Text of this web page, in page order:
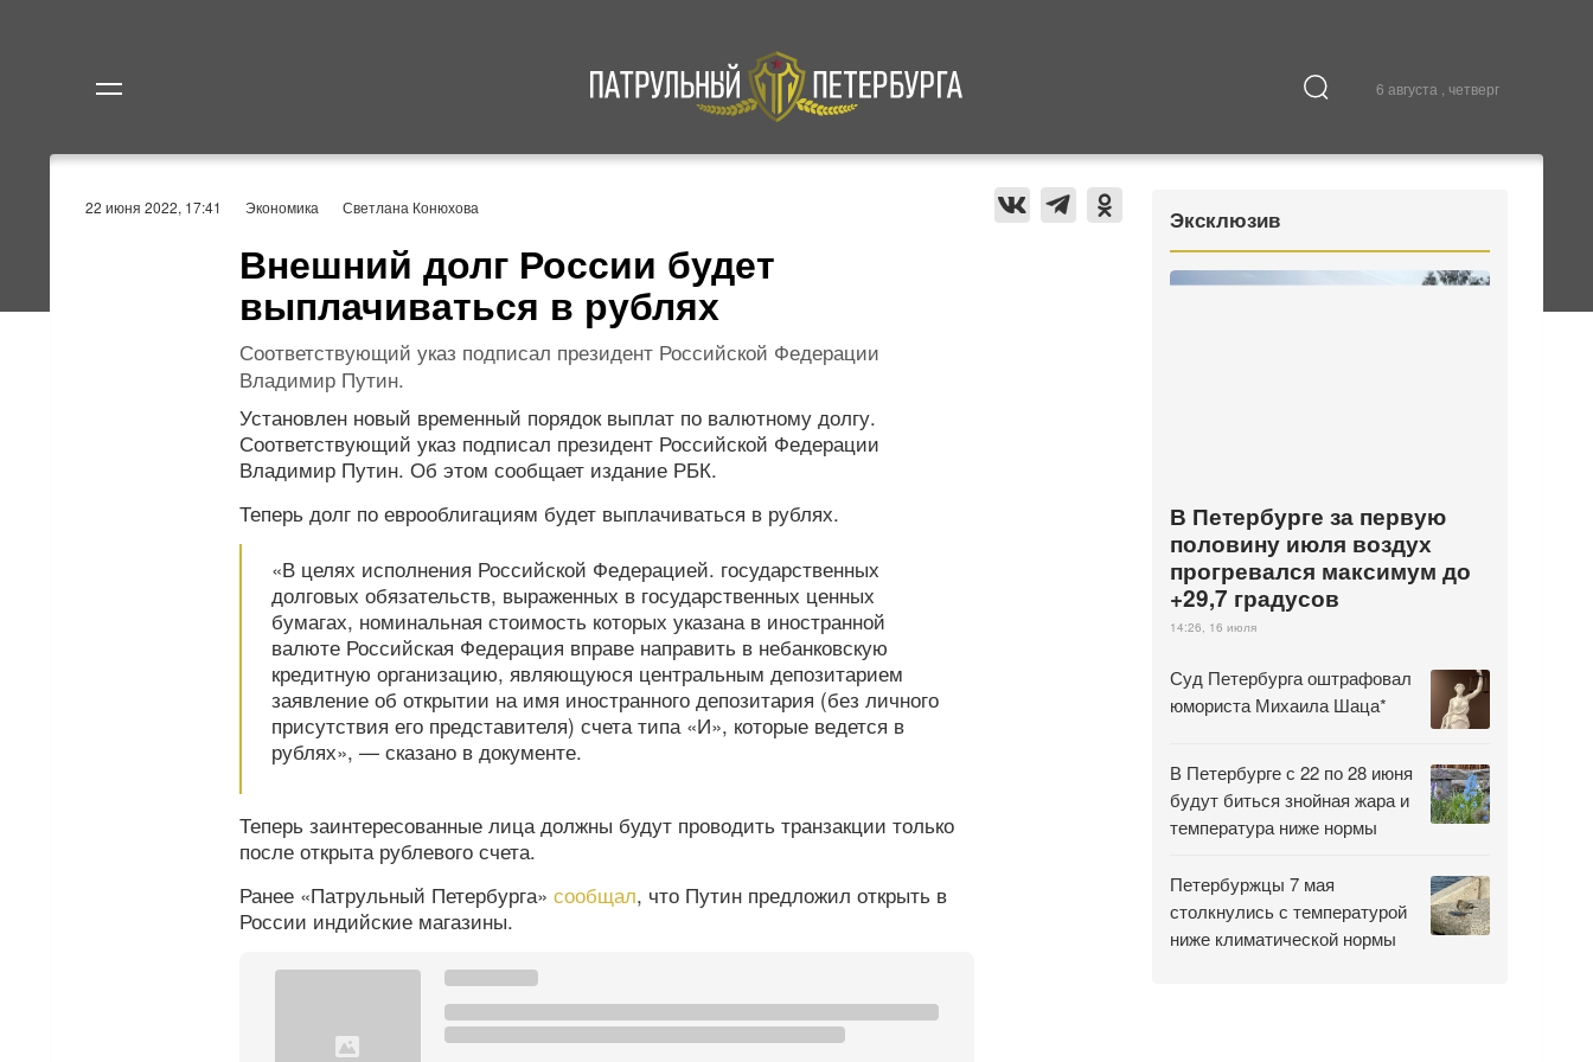
6 августа , четверг
Происшествия Культура
22 июня 2022, 17:41 Экономика Светлана Конюхова
Внешний долг России будет
выплачиваться в рублях
Соответствующий указ подписал президент Российской Федерации
Владимир Путин.
Установлен новый временный порядок выплат по валютному долгу.
Соответствующий указ подписал президент Российской Федерации
Владимир Путин. Об этом сообщает издание РБК.
Теперь долг по еврооблигациям будет выплачиваться в рублях.
«В целях исполнения Российской Федерацией. государственных
долговых обязательств, выраженных в государственных ценных
бумагах, номинальная стоимость которых указана в иностранной
валюте Российская Федерация вправе направить в небанковскую
кредитную организацию, являющуюся центральным депозитарием
заявление об открытии на имя иностранного депозитария (без личного
присутствия его представителя) счета типа «И», которые ведется в
рублях», — сказано в документе.
Теперь заинтересованные лица должны будут проводить транзакции только
после открыта рублевого счета.
Ранее «Патрульный Петербурга» сообщал, что Путин предложил открыть в
России индийские магазины.
Эксклюзив
В Петербурге за первую
половину июля воздух
прогревался максимум до
+29,7 градусов
14:26, 16 июля
Суд Петербурга оштрафовал
юмориста Михаила Шаца*
В Петербурге с 22 по 28 июня
будут биться знойная жара и
температура ниже нормы
Петербуржцы 7 мая
столкнулись с температурой
ниже климатической нормы